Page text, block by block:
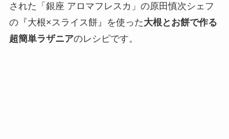
された「銀座 アロマフレスカ」の原田慎次シェフ
の『大根×スライス餅』を使った大根とお餅で作る
超簡単ラザニアのレシピです。